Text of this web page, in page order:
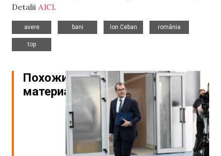
Detalii AICI.
avere
bani
Ion Ceban
românia
top
Похожие
материалы